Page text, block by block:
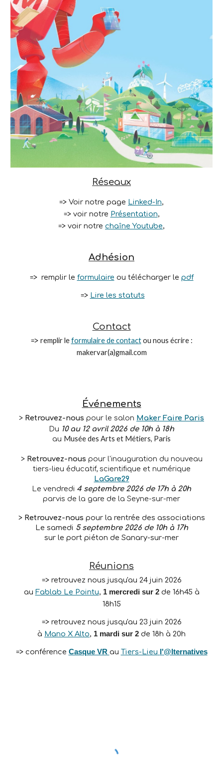
Réseaux
=> Voir notre page Linked-In,
=> voir notre Présentation,
=> voir notre chaîne Youtube,
Adhésion
=> remplir le formulaire ou télécharger le pdf
=> Lire les statuts
Contact
=> remplir leformulaire de contactou nous écrire:
makervar(a)gmail.com
Événements
> Retrouvez-nous pour le salon Maker Faire Paris
Du 10 au 12 avril 2026 de 10h à 18h
au Musée des Arts et Métiers, Paris
> Retrouvez-nous pour l'inauguration du nouveau
tiers-lieu éducatif, scientifique et numérique
LaGare29
Le vendredi 4 septembre 2026 de 17h à 20h
parvis de la gare de la Seyne-sur-mer
> Retrouvez-nous pour la rentrée des associations
Le samedi 5 septembre2026 de 10h à 17h
sur le port piéton de Sanary-sur-mer
Réunions
=> retrouvez nous jusqu'au 24 juin 2026
au Fablab Le Pointu, 1 mercredisur 2 de 16h45 à
18h15
=> retrouvez nous jusqu'au 23 juin 2026
à Mano X Alto, 1 mardi sur 2 de 18h à 20h
=> conférence Casque VR au Tiers-Lieu l'@lternatives